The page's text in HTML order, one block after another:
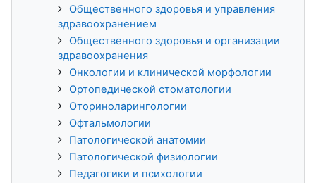
Общественного здоровья и управления
здравоохранением
Общественного здоровья и организации
здравоохранения
Онкологии и клинической морфологии
Ортопедической стоматологии
Оториноларингологии
Офтальмологии
Патологической анатомии
Патологической физиологии
Педагогики и психологии